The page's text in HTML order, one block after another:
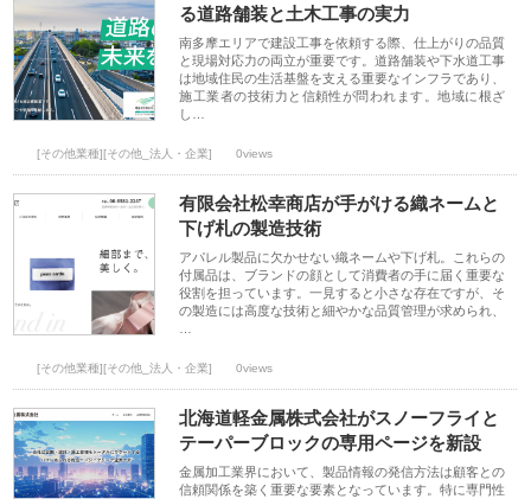
る道路舗装と土木工事の実力
南多摩エリアで建設工事を依頼する際、仕上がりの品質
と現場対応力の両立が重要です。道路舗装や下水道工事
は地域住民の生活基盤を支える重要なインフラであり、
施工業者の技術力と信頼性が問われます。地域に根ざ
し…
[その他業種][その他_法人・企業] 0views
有限会社松幸商店が手がける織ネームと
下げ札の製造技術
アパレル製品に欠かせない織ネームや下げ札。これらの
付属品は、ブランドの顔として消費者の手に届く重要な
役割を担っています。一見すると小さな存在ですが、そ
の製造には高度な技術と細やかな品質管理が求められ、
[その他業種][その他_法人・企業] 0views
北海道軽金属株式会社がスノーフライと
テーパーブロックの専用ページを新設
金属加工業界において、製品情報の発信方法は顧客との
信頼関係を築く重要な要素となっています。特に専門性